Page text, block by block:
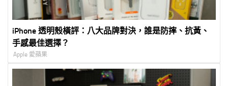
iPhone 透明殼橫評：八大品牌對決，誰是防摔、抗黃、
手感最佳選擇？
Apple 愛蘋果